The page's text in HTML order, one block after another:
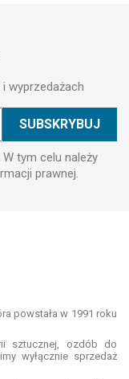
wyprzedażach
tym celu należy
prawnej.
powstała w 1991 roku
sztucznej, ozdób do
wyłącznie sprzedaż